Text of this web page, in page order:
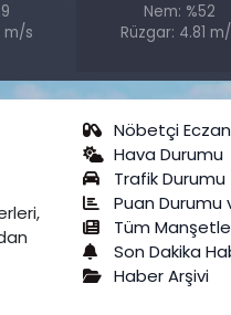
m/s
Nem: %52
Rüzgar: 4.81
Nöbetçi
Hava Durumu
Trafik Durumu
Puan Durumu
Tüm
Son Dakika
Haber Arşivi